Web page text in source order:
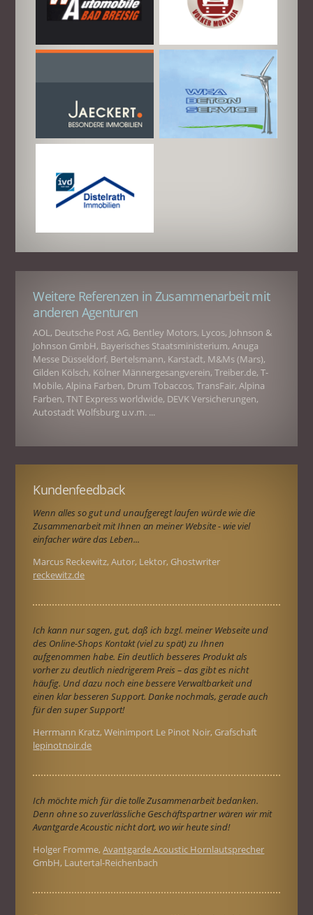
Weitere Referenzen in Zusammenarbeit mit
anderen Agenturen
AOL, Deutsche Post AG, Bentley Motors, Lycos, Johnson &
Johnson GmbH, Bayerisches Staatsministerium, Anuga
Messe Düsseldorf, Bertelsmann, Karstadt, M&Ms (Mars),
Gilden Kölsch, Kölner Männergesangverein, Treiber.de, T-
Mobile, Alpina Farben, Drum Tobaccos, TransFair, Alpina
Farben, TNT Express worldwide, DEVK Versicherungen,
Autostadt Wolfsburg u.v.m. ...
Kundenfeedback
Wenn alles so gut und unaufgeregt laufen würde wie die
Zusammenarbeit mit Ihnen an meiner Website - wie viel
einfacher wäre das Leben...
Marcus Reckewitz, Autor, Lektor, Ghostwriter
reckewitz.de
Ich kann nur sagen, gut, daß ich bzgl. meiner Webseite und
des Online-Shops Kontakt (viel zu spät) zu Ihnen
aufgenommen habe. Ein deutlich besseres Produkt als
vorher zu deutlich niedrigerem Preis – das gibt es nicht
häufig. Und dazu noch eine bessere Verwaltbarkeit und
einen klar besseren Support. Danke nochmals, gerade auch
für den super Support!
Herrmann Kratz, Weinimport Le Pinot Noir, Grafschaft
lepinotnoir.de
Ich möchte mich für die tolle Zusammenarbeit bedanken.
Denn ohne so zuverlässliche Geschäftspartner wären wir mit
Avantgarde Acoustic nicht dort, wo wir heute sind!
Holger Fromme,Avantgarde Acoustic Hornlautsprecher
GmbH, Lautertal-Reichenbach